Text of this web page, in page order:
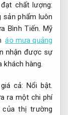
chất lượng:
sản phẩm luôn
Bình Tiến. Mỹ
áo mưa quảng
nhận được sự
hàng.
cả: Nổi bật.
ra một chi phí
thị trường